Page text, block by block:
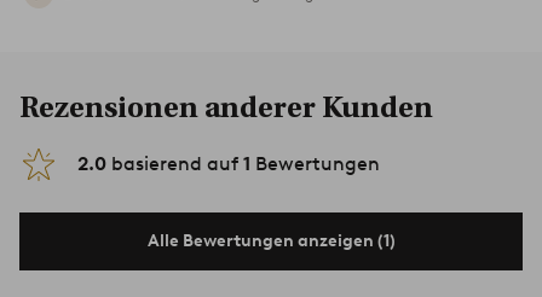
Rezensionen anderer Kunden
2.0 basierend auf 1 Bewertungen
Alle Bewertungen anzeigen (1)